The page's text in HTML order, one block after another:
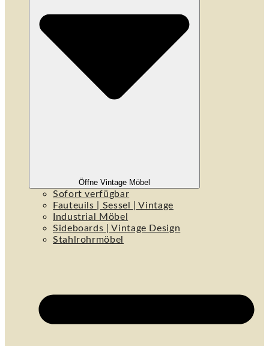
Öffne Vintage Möbel
Sofort verfügbar
Fauteuils | Sessel | Vintage
Industrial Möbel
Sideboards | Vintage Design
Stahlrohrmöbel